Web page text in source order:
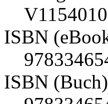
V1154010
ISBN
ISBN (Buch)